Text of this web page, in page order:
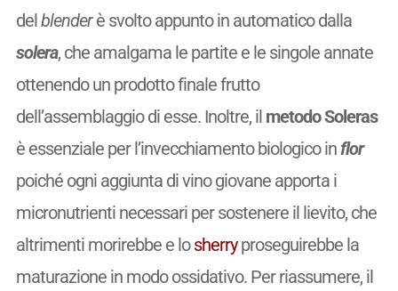
delblenderè svolto appunto in automatico dalla
solera, che amalgama le partite e le singole annate
ottenendo un prodotto finale frutto
dell’assemblaggio di esse. Inoltre, il metodo Soleras
è essenziale per l’invecchiamento biologico inflor
poiché ogni aggiunta di vino giovane apporta i
micronutrienti necessari per sostenere il lievito, che
altrimenti morirebbe e losherryproseguirebbe la
maturazione in modo ossidativo. Per riassumere, il